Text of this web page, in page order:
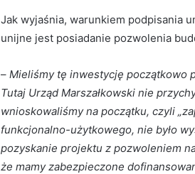
Jak wyjaśnia, warunkiem podpisania
unijne jest posiadanie pozwolenia
– Mieliśmy tę inwestycję początkowo
Tutaj Urząd Marszałkowski nie
wnioskowaliśmy na początku, czyli
funkcjonalno-użytkowego, nie było
pozyskanie projektu z pozwoleniem
że mamy zabezpieczone